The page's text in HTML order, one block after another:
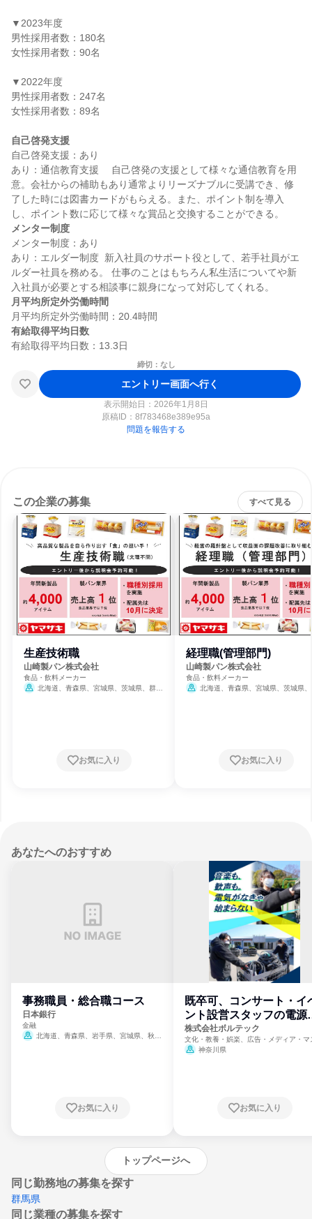
▼2023年度
男性採用者数：180名
女性採用者数：90名
▼2022年度
男性採用者数：247名
女性採用者数：89名
自己啓発支援
自己啓発支援：あり
あり：通信教育支援　 自己啓発の支援として様々な通信教育を用
意。会社からの補助もあり通常よりリーズナブルに受講でき、修
了した時には図書カードがもらえる。また、ポイント制を導入
メンター制度
メンター制度：あり
あり：エルダー制度  新入社員のサポート役として、若手社員がエ
ルダー社員を務める。 仕事のことはもちろん私生活についてや新
月平均所定外労働時間
有給取得平均日数
締切：なし
エントリー画面へ行く
表示開始日：2026年1月8日
原稿ID： 8f783468e389e95a
問題を報告する
この企業の募集 すべて見る
生産技術職
山崎製パン株式会社
食品・飲料メーカー
北海道、青森県、宮城県、茨城県、群馬
お気に入り
経理職(管理部門)
山崎製パン株式会社
食品・飲料メーカー
北海道、青森県、宮城県、茨城県
お気に入り
あなたへのおすすめ
事務職員・総合職コース
日本銀行
金融
北海道、青森県、岩手県、宮城県、秋田
崎県、熊本県、大分県、宮崎県、鹿児島県、
お気に入り
既卒可、コンサート・イ
ント設営スタッフの電源
門
株式会社ボルテック
文化・教養・娯楽、広告・メディア・マ
ミ、電力・ガス・水道・エネルギー
神奈川県
お気に入り
トップページへ
同じ勤務地の募集を探す
群馬県
同じ業種の募集を探す